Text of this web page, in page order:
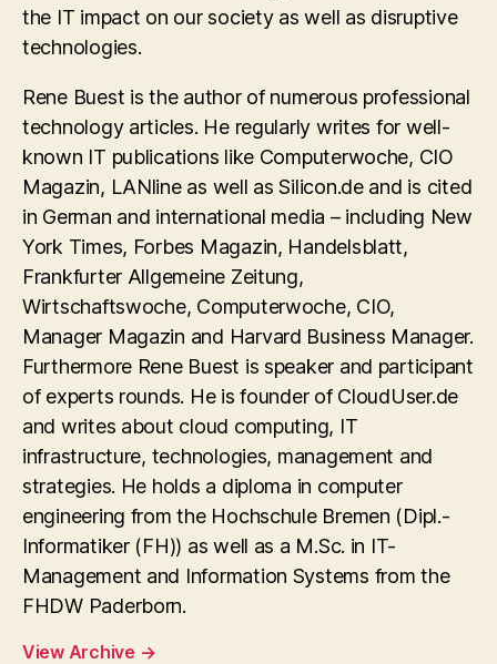
the IT impact on our society as well as disruptive
technologies.
Rene Buest is the author of numerous professional
technology articles. He regularly writes for well-
known IT publications like Computerwoche, CIO
Magazin, LANline as well as Silicon.de and is cited
in German and international media – including New
York Times, Forbes Magazin, Handelsblatt,
Frankfurter Allgemeine Zeitung,
Wirtschaftswoche, Computerwoche, CIO,
Manager Magazin and Harvard Business Manager.
Furthermore Rene Buest is speaker and participant
of experts rounds. He is founder of CloudUser.de
and writes about cloud computing, IT
infrastructure, technologies, management and
strategies. He holds a diploma in computer
engineering from the Hochschule Bremen (Dipl.-
Informatiker (FH)) as well as a M.Sc. in IT-
Management and Information Systems from the
FHDW Paderborn.
View Archive →